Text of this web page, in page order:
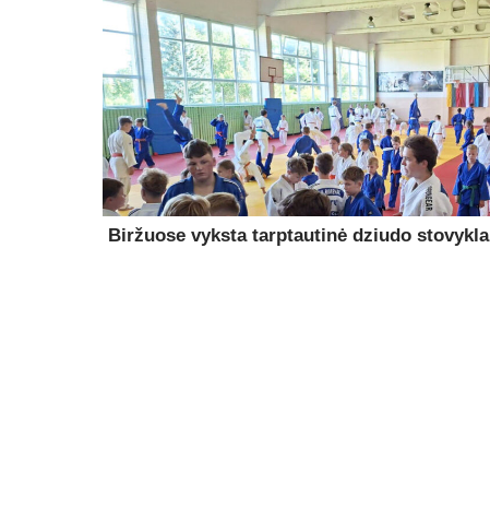
Biržuose vyksta tarptautinė dziudo stovykla